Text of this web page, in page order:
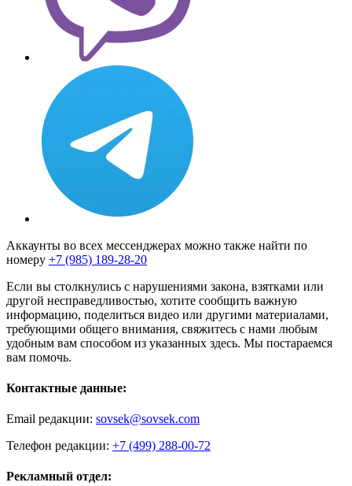
Аккаунты во всех мессенджерах можно также найти по
номеру +7 (985) 189-28-20
Если вы столкнулись с нарушениями закона, взятками или
другой несправедливостью, хотите сообщить важную
информацию, поделиться видео или другими материалами,
требующими общего внимания, свяжитесь с нами любым
удобным вам способом из указанных здесь. Мы постараемся
вам помочь.
Контактные данные:
Email редакции: sovsek@sovsek.com
Телефон редакции: +7 (499) 288-00-72
Рекламный отдел: